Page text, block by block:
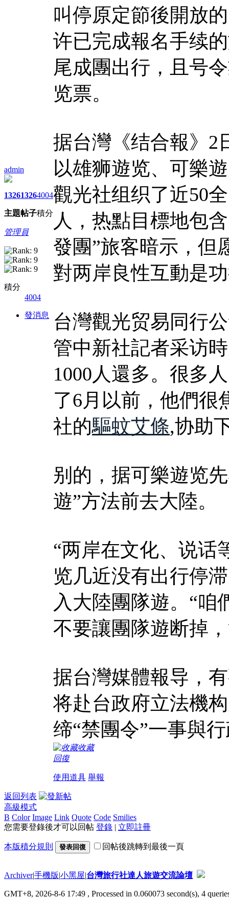
admin
1326
主題
1326
帖子
4004
積分
管理員
積分
4004
發消息
叫停原定節後開放
许已完成報名手续
尾成團出行，且号
览票。
据台灣《结合報》2
以雄狮遊览、可樂
觀光社组织了近50
人，热點目標地包
發團”旅客暗示，但
對两岸良性互動是
台灣觀光贸易同行
管中新社記者采访
1000人還多。很多
了6月以前，他們很
社的驅蚊艾條,协助
别的，据可樂遊览
遊”方法前去大陸。
“两岸在文化、说话
览几近没有出行停
入大陸團隊遊。“咱
不要讓團隊遊断掉
据台灣媒體報导，
将赴台政府立法機
缔“禁團令”一事與
收藏
回復
使用道具 舉報
返回列表
高級模式
B Color Image Link Quote Code Smilies
您需要登錄後才可以回帖 登錄 | 立即註冊
本版積分規則 發表回復 回帖後跳轉到最後一頁
Archiver|手機版|小黑屋|台灣旅行社達人旅遊交流論壇
GMT+8, 2026-8-6 17:49 , Processed in 0.060073 second(s), 4